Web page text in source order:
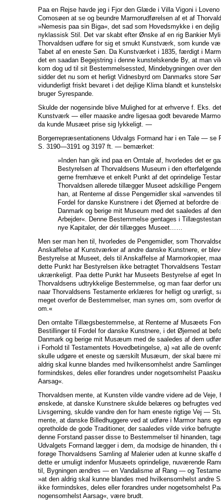
Paa en Rejse havde jeg i Fjor den Glæde i Villa Vigoni i
Comosøen at se og beundre Marmorudførelsen af et af
»Nemesis paa sin Biga«, det sad som Hovedsmykke i en
nyklassisk Stil. Det var skabt efter Ønske af en rig Bankier
Thorvaldsen udføre for sig et smukt Kunstværk, som kunde
Tabet af en eneste Søn. Da Kunstværket i 1835, færdigt i
det en saadan Begejstring i denne kunstelskende By, at man
kom dog ud til sit Bestemmelsessted, Mindebygningen over
sidder det nu som et herligt Vidnesbyrd om Danmarks store
vidunderligt friskt bevaret i det dejlige Klima blandt et
bruger Syrespande.
Skulde der nogensinde blive Mulighed for at erhverve f. Eks.
Kunstværk — eller maaske andre ligesaa godt bevarede
da kunde Musæet prise sig lykkeligt. —
Borgerrepræsentationens Udvalgs Formand har i en Tale — se
S. 3190—3191 og 3197 ft. — bemærket:
»Inden han gik ind paa en Omtale af, hvorledes det er
Bestyrelsen af Thorvaldsens Museum i den
gerne fremhæve et enkelt Punkt af det oprindelige
Thorvaldsen allerede tillægger Museet adskillige
han, at Renterne af disse Pengemidler skal »anvendes
Fordel for danske Kunstnere i det Øjemed at befordre
Danmark og berige mit Museum med det saaledes af
Arbejder«. Denne Bestemmelse gentages i
nye Kapitaler, der dér tillægges Museet……
Men ser man hen til, hvorledes de Pengemidler, som
Anskaffelse af Kunstværker af andre danske Kunstnere, er
Bestyrelse at Museet, dels til Anskaffelse af Marmorkopier,
dette Punkt har Bestyrelsen ikke betragtet Thorvaldsens
ukrænkeligt. Paa dette Punkt har Museets Bestyrelse af eget
Thorvaldsens udtrykkelige Bestemmelse, og man faar derfor
naar Thorvaldsens Testamente erklæres for helligt og urørligt,
meget overfor de Bestemmelser, man synes om, som overfor
om.«
Den omtalte Tillægsbestemmelse, at Renterne af Musæets
Bestillinger til Fordel for danske Kunstnere, i det Øjemed at
Danmark og berige mit Musæum med de saaledes af dem
i Forhold til Testamentets Hovedbetingelse, a) »at alle de
skulle udgøre et eneste og særskilt Musæum, der skal bære
aldrig skal kunne blandes med hvilkensomhelst andre
formindskes, deles eller forandres under nogetsomhelst
Aarsag«.
Thorvaldsen mente, at Kunsten vilde vandre videre ad de Veje,
ønskede, at danske Kunstnere skulde belæres og befrugtes
Livsgerning, skulde vandre den for ham eneste rigtige Vej —
mente, at danske Billedhuggere ved at udføre i Marmor hans
opretholde de gode Traditioner, der saaledes vilde virke
denne Forstand passer disse to Bestemmelser til hinanden,
Udvalgets Formand lægger i dem, da modsige de hinanden,
forøge Thorvaldsens Samling af Malerier uden at kunne skaffe
dette er umuligt indenfor Musæets oprindelige, nuværende
til, Bygningen ændres — en Vandalisme af Rang — og
»at den aldrig skal kunne blandes med hvilkensomhelst andre
ikke formindskes, deles eller forandres under nogetsomhelst
nogensomhelst Aarsag«, være brudt.